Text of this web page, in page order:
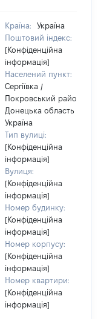
Країна:
Україна
Поштовий індекс:
[Конфіденційна
інформація]
Населений пункт:
Сергіївка /
Покровський район /
Донецька область /
Україна
Тип вулиці:
[Конфіденційна
інформація]
Вулиця:
[Конфіденційна
інформація]
Номер будинку:
[Конфіденційна
інформація]
Номер корпусу:
[Конфіденційна
інформація]
Номер квартири:
[Конфіденційна
інформація]